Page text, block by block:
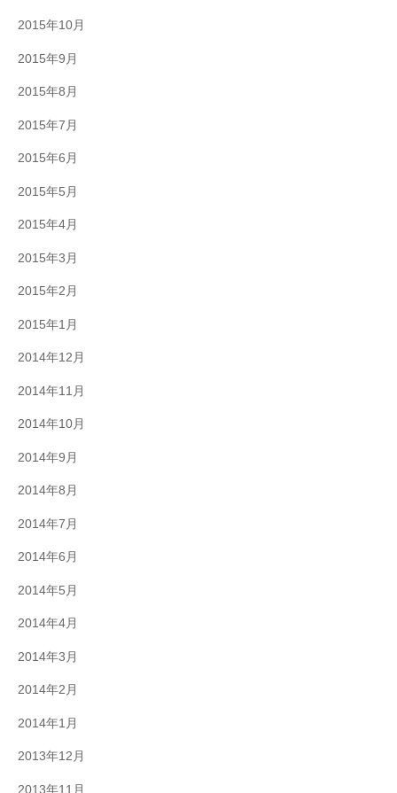
2015年10月
2015年9月
2015年8月
2015年7月
2015年6月
2015年5月
2015年4月
2015年3月
2015年2月
2015年1月
2014年12月
2014年11月
2014年10月
2014年9月
2014年8月
2014年7月
2014年6月
2014年5月
2014年4月
2014年3月
2014年2月
2014年1月
2013年12月
2013年11月